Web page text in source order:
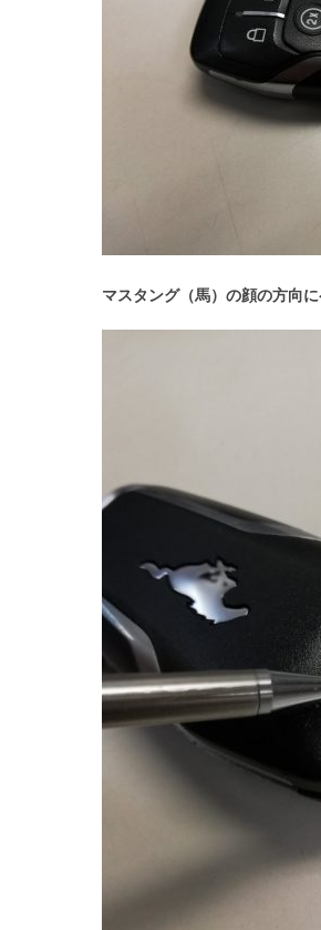
マスタング（馬）の顔の方向